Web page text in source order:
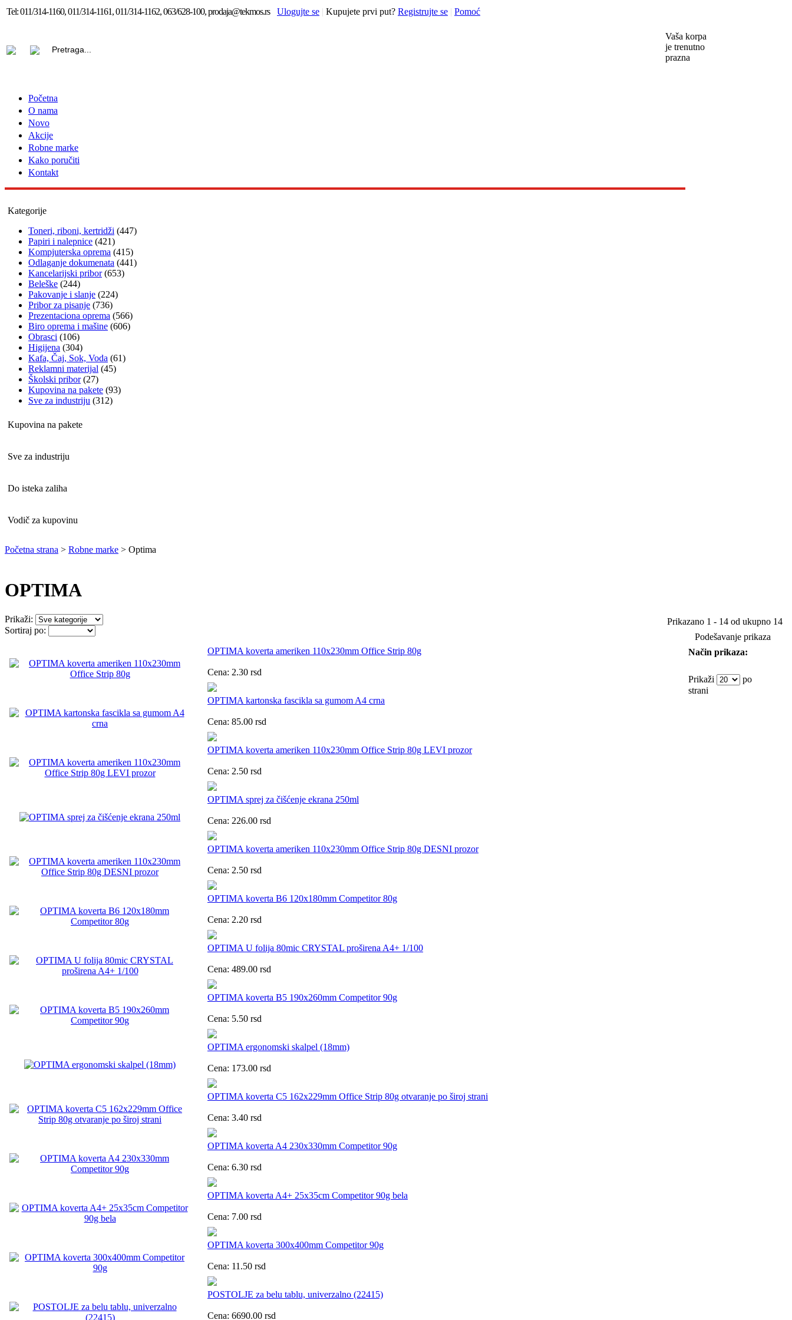
Tel:011/314-1160, 011/314-1161, 011/314-1162, 063/628-100, prodaja@tekmos.rs Ulogujte se | Kupujete prvi put? Registrujte se | Pomoć
Vaša korpa
je trenutno
prazna
Početna
O nama
Novo
Akcije
Robne marke
Kako poručiti
Kontakt
Kategorije
Toneri, riboni, kertridži (447)
Papiri i nalepnice (421)
Kompjuterska oprema (415)
Odlaganje dokumenata (441)
Kancelarijski pribor (653)
Beleške (244)
Pakovanje i slanje (224)
Pribor za pisanje (736)
Prezentaciona oprema (566)
Biro oprema i mašine (606)
Obrasci (106)
Higijena (304)
Kafa, Čaj, Sok, Voda (61)
Reklamni materijal (45)
Školski pribor (27)
Kupovina na pakete (93)
Sve za industriju (312)
Kupovina na pakete
Sve za industriju
Do isteka zaliha
Vodič za kupovinu
Početna strana > Robne marke > Optima
OPTIMA
Prikaži:
Sortiraj po:
Prikazano 1 - 14 od ukupno 14
Podešavanje prikaza
Način prikaza:
Prikaži
po
strani
OPTIMA koverta ameriken 110x230mm Office Strip 80g
Cena: 2.30 rsd
OPTIMA kartonska fascikla sa gumom A4 crna
Cena: 85.00 rsd
OPTIMA koverta ameriken 110x230mm Office Strip 80g LEVI prozor
Cena: 2.50 rsd
OPTIMA sprej za čišćenje ekrana 250ml
Cena: 226.00 rsd
OPTIMA koverta ameriken 110x230mm Office Strip 80g DESNI prozor
Cena: 2.50 rsd
OPTIMA koverta B6 120x180mm Competitor 80g
Cena: 2.20 rsd
OPTIMA U folija 80mic CRYSTAL proširena A4+ 1/100
Cena: 489.00 rsd
OPTIMA koverta B5 190x260mm Competitor 90g
Cena: 5.50 rsd
OPTIMA ergonomski skalpel (18mm)
Cena: 173.00 rsd
OPTIMA koverta C5 162x229mm Office Strip 80g otvaranje po široj strani
Cena: 3.40 rsd
OPTIMA koverta A4 230x330mm Competitor 90g
Cena: 6.30 rsd
OPTIMA koverta A4+ 25x35cm Competitor 90g bela
Cena: 7.00 rsd
OPTIMA koverta 300x400mm Competitor 90g
Cena: 11.50 rsd
POSTOLJE za belu tablu, univerzalno (22415)
Cena: 6690.00 rsd